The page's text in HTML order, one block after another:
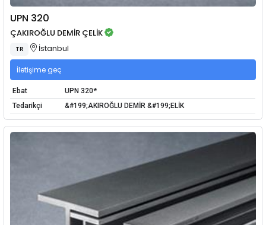
UPN 320
ÇAKIROĞLU DEMİR ÇELİK
TR İstanbul
İletişime geç
Ebat
UPN 320*
Tedarikçi
&#199;AKIROĞLU DEMİR &#199;ELİK